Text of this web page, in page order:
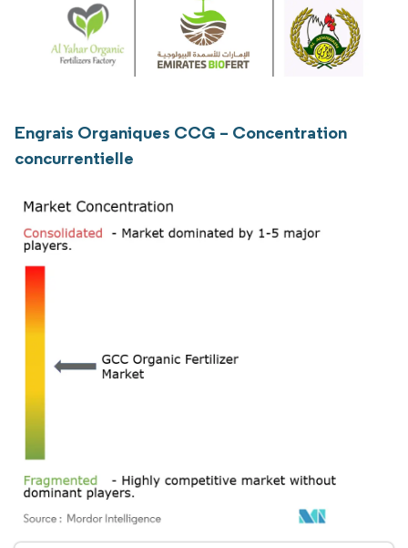
Engrais Organiques CCG – Concentration
concurrentielle